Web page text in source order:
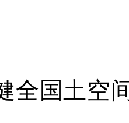
国土空间